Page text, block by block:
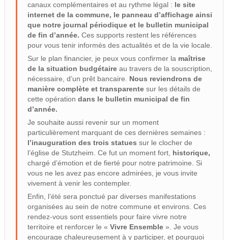
canaux complémentaires et au rythme légal : le site
internet de la commune, le panneau d’affichage ainsi
que notre journal périodique et le bulletin municipal
de fin d’année. Ces supports restent les références
pour vous tenir informés des actualités et de la vie locale.
Sur le plan financier, je peux vous confirmer la maîtrise
de la situation budgétaireau travers de la souscription,
nécessaire, d’un prêt bancaire. Nous reviendrons de
manière complète et transparentesur les détails de
cette opération dans le bulletin municipal de fin
d’année.
Je souhaite aussi revenir sur un moment
particulièrement marquant de ces dernières semaines :
l’inauguration des trois statues sur le clocher de
l’église de Stutzheim. Ce fut un moment fort, historique,
chargé d’émotion et de fierté pour notre patrimoine. Si
vous ne les avez pas encore admirées, je vous invite
vivement à venir les contempler.
Enfin, l’été sera ponctué par diverses manifestations
organisées au sein de notre commune et environs. Ces
rendez-vous sont essentiels pour faire vivre notre
territoire et renforcer le « Vivre Ensemble». Je vous
encourage chaleureusement à y participer, et pourquoi